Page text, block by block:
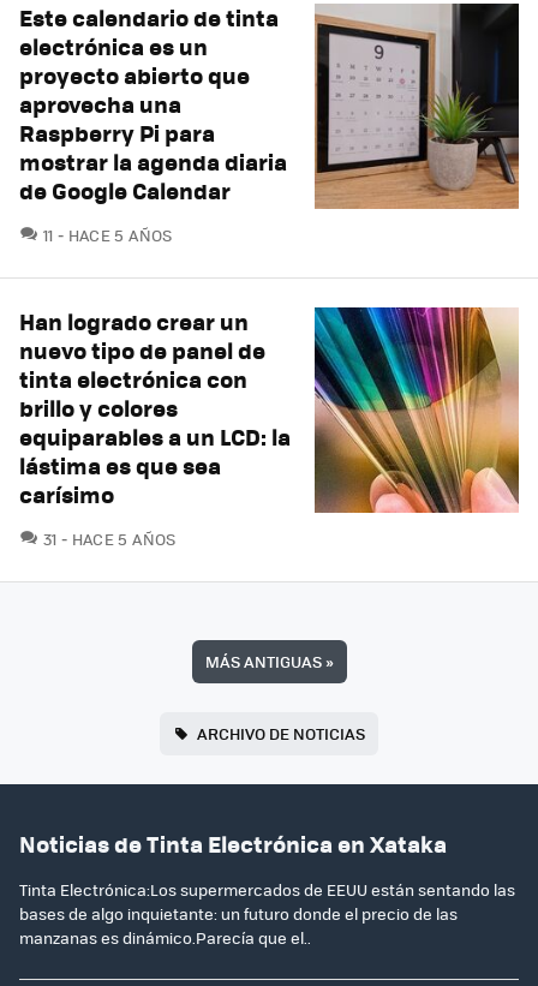
Este calendario de tinta
electrónica es un
proyecto abierto que
aprovecha una
Raspberry Pi para
mostrar la agenda diaria
de Google Calendar
11 COMENTARIOS
HACE 5 AÑOS
Han logrado crear un
nuevo tipo de panel de
tinta electrónica con
brillo y colores
equiparables a un LCD: la
lástima es que sea
carísimo
31 COMENTARIOS
HACE 5 AÑOS
MÁS ANTIGUAS»
ARCHIVO DE NOTICIAS
Noticias de Tinta Electrónica en Xataka
Tinta Electrónica:Los supermercados de EEUU están sentando las
bases de algo inquietante: un futuro donde el precio de las
manzanas es dinámico.Parecía que el..